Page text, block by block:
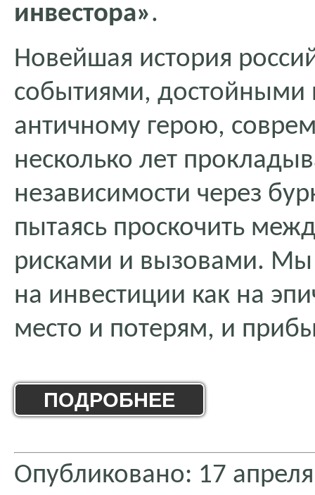
инвестора».
Новейшая история
событиями, достойными
античному герою,
несколько лет
независимости через
пытаясь проскочить
рисками и вызовами. Мы
на инвестиции как на
место и потерям, и
ПОДРОБНЕЕ
Опубликовано: 17